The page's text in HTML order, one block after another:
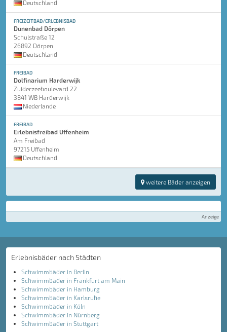
Deutschland
FREIZEITBAD/ERLEBNISBAD
Dünenbad Dörpen
Schulstraße 12
26892 Dörpen
Deutschland
FREIBAD
Dolfinarium Harderwijk
Zuiderzeeboulevard 22
3841 WB Harderwijk
Niederlande
FREIBAD
Erlebnisfreibad Uffenheim
Am Freibad
97215 Uffenheim
Deutschland
weitere Bäder anzeigen
Anzeige
Erlebnisbäder nach Städten
Schwimmbäder in Berlin
Schwimmbäder in Frankfurt am Main
Schwimmbäder in Hamburg
Schwimmbäder in Karlsruhe
Schwimmbäder in Köln
Schwimmbäder in Nürnberg
Schwimmbäder in Stuttgart